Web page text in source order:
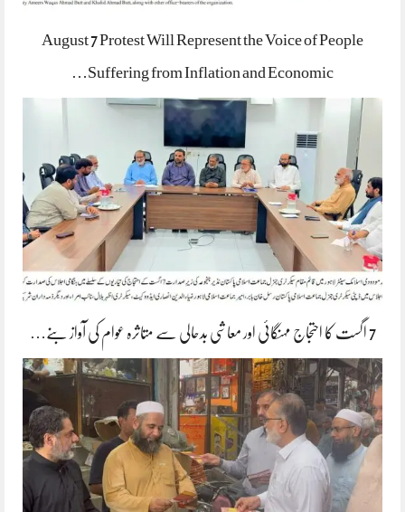
August 7 Protest Will Represent the Voice of People
Suffering from Inflation and Economic…
7 اگست کا احتجاج مہنگائی اور معاشی بدحالی سے متاثرہ عوام کی آواز بنے…